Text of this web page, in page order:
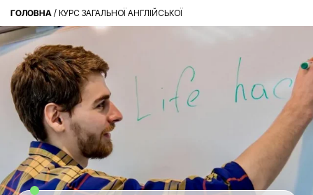
ГОЛОВНА / КУРС ЗАГАЛЬНОЇ АНГЛІЙСЬКОЇ